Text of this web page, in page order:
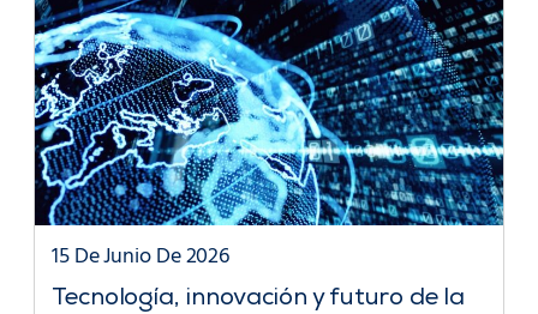
Tecnología, innovación y futuro de la
15 De Junio De 2026